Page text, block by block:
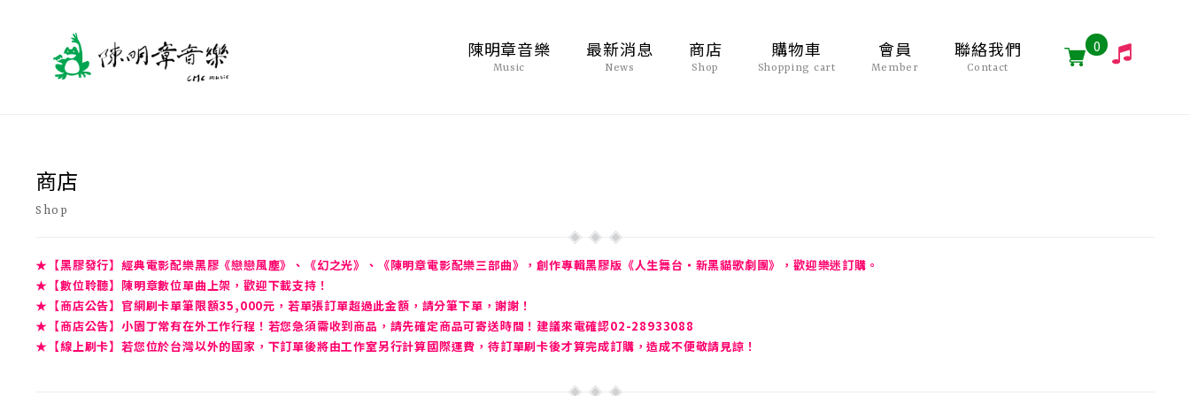
陳明章音樂
Music
最新消息
News
商店
Shop
購物車
Shopping cart
會員
Member
聯絡我們
Contact
0
商店
Shop
★【黑膠發行】經典電影配樂黑膠《戀戀風塵》、《幻之光》、《陳明章電影配樂三部曲》，創作專輯黑膠版《人生舞台・新黑貓歌劇團》，歡迎樂迷訂購。
★【數位聆聽】陳明章數位單曲上架，歡迎下載支持！
★【商店公告】官網刷卡單筆限額35,000元，若單張訂單超過此金額，請分筆下單，謝謝！
★【商店公告】小園丁常有在外工作行程！若您急須需收到商品，請先確定商品可寄送時間！建議來電確認02-28933088
★【線上刷卡】若您位於台灣以外的國家，下訂單後將由工作室另行計算國際運費，待訂單刷卡後才算完成訂購，造成不便敬請見諒！